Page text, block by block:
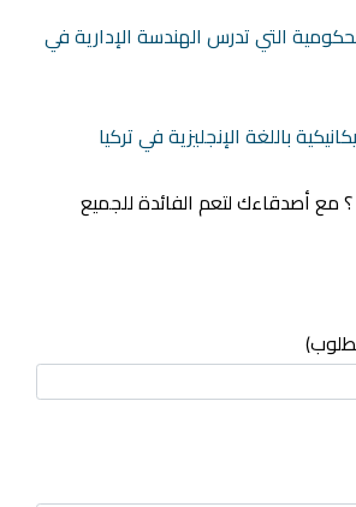
التي تدرس الهندسة الإدارية في
باللغة الإنجليزية في تركيا
مع أصدقاءك لتعم الفائدة للجميع